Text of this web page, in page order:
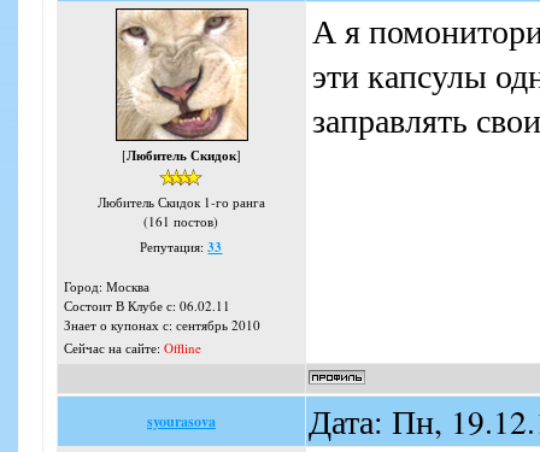
[Любитель Скидок]
Любитель Скидок 1-го ранга
(161 постов)
Репутация:33
Город: Москва
Состоит В Клубе с: 06.02.11
Знает о купонах с: сентябрь 2010
Сейчас на сайте: Offline
А я
эти капсулы
заправлять
syourasova Дата: Пн,